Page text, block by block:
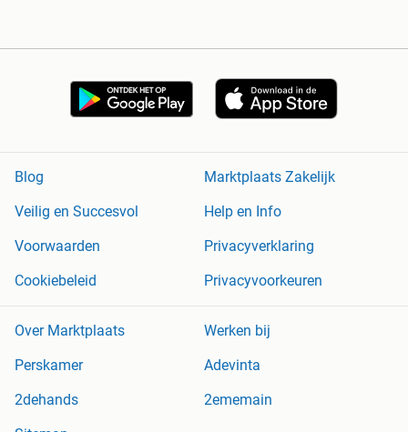
Blog
Marktplaats Zakelijk
Veilig en Succesvol
Help en Info
Voorwaarden
Privacyverklaring
Cookiebeleid
Privacyvoorkeuren
Over Marktplaats
Werken bij
Perskamer
Adevinta
2dehands
2ememain